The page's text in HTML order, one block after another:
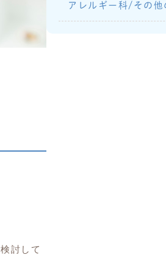
討して
アレルギー科/その他